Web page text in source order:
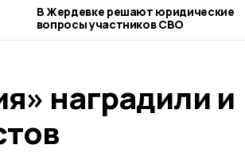
В Жердевке решают юридические
вопросы участников СВО
наградили и